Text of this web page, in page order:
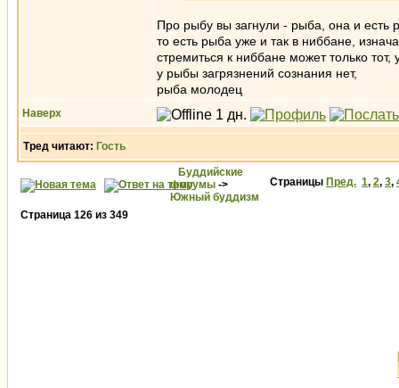
Про рыбу вы загнули - рыба, она и есть
то есть рыба уже и так в ниббане,
стремиться к ниббане может только тот,
у рыбы загрязнений сознания нет,
рыба молодец
Наверх
Тред читают: Гость
Буддийские
форумы ->
Южный буддизм
Страницы Пред. 1, 2, 3,
Страница 126 из 349